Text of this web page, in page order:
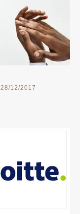
28/12/2017